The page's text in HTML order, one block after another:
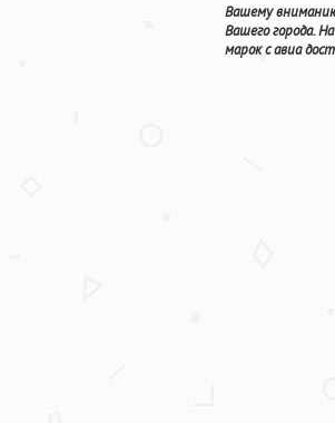
Вашему
Вашего города.
марок с авиа